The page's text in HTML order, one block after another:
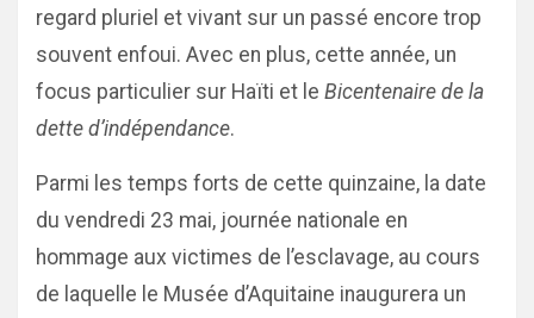
regard pluriel et vivant sur un passé encore trop
souvent enfoui. Avec en plus, cette année, un
focus particulier sur Haïti et le Bicentenaire de la
dette d’indépendance.
Parmi les temps forts de cette quinzaine, la date
du vendredi 23 mai, journée nationale en
hommage aux victimes de l’esclavage, au cours
de laquelle le Musée d’Aquitaine inaugurera un